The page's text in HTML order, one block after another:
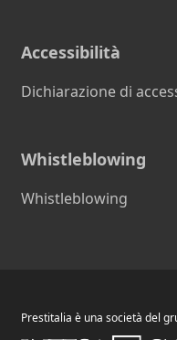
Accessibilità
Dichiarazione di
Whistleblowing
Whistleblowing
Prestitalia è una società del